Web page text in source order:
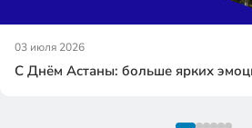
03 июля 2026
С Днём Астаны: больше ярких